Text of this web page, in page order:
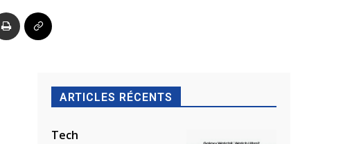
ARTICLES RÉCENTS
Tech